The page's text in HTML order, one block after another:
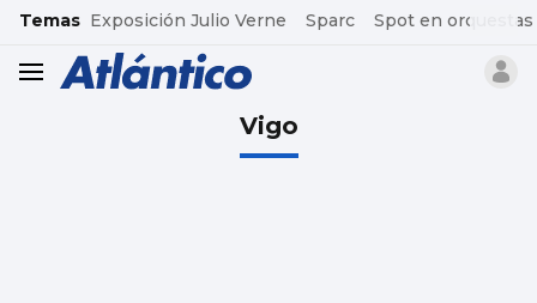
common.go-to-content
Temas Exposición Julio Verne Sparc Spot en orquestas
header.menu.open
Vigo